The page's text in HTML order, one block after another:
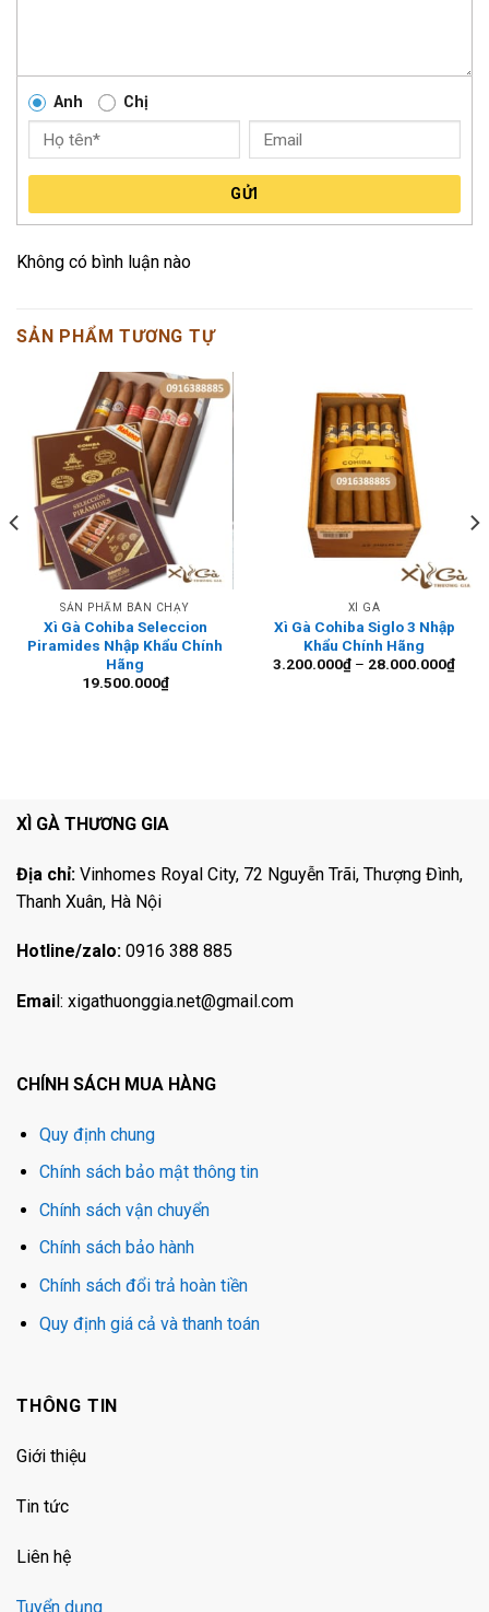
Anh Chị
GỬI
Không có bình luận nào
SẢN PHẨM TƯƠNG TỰ
SẢN PHẨM BÁN CHẠY
Xì Gà Cohiba Seleccion
Piramides Nhập Khẩu Chính
Hãng
19.500.000₫
XÌ GÀ
Xì Gà Cohiba Siglo 3 Nhập
Khẩu Chính Hãng
3.200.000₫ – 28.000.000₫
XÌ GÀ THƯƠNG GIA
Địa chỉ: Vinhomes Royal City, 72 Nguyễn Trãi, Thượng Đình,
Thanh Xuân, Hà Nội
Hotline/zalo: 0916 388 885
Email: xigathuonggia.net@gmail.com
CHÍNH SÁCH MUA HÀNG
Quy định chung
Chính sách bảo mật thông tin
Chính sách vận chuyển
Chính sách bảo hành
Chính sách đổi trả hoàn tiền
Quy định giá cả và thanh toán
THÔNG TIN
Giới thiệu
Tin tức
Liên hệ
Tuyển dụng